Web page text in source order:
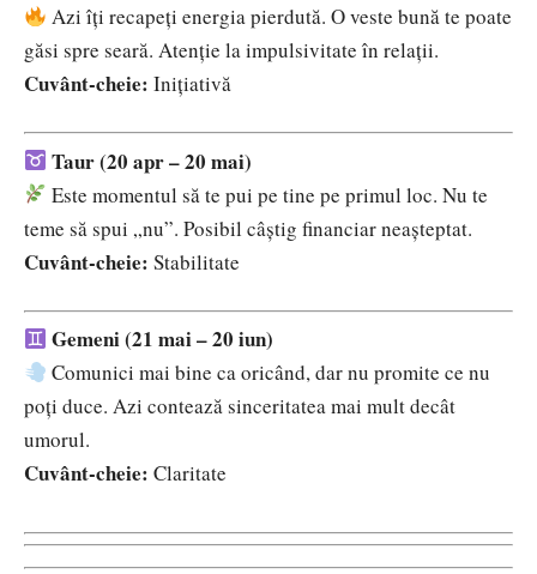
Azi îți recapeți energia pierdută. O veste bună te poate
găsi spre seară. Atenție la impulsivitate în relații.
Cuvânt-cheie: Inițiativă
Taur (20 apr – 20 mai)
Este momentul să te pui pe tine pe primul loc. Nu te
teme să spui „nu”. Posibil câștig financiar neașteptat.
Cuvânt-cheie: Stabilitate
Gemeni (21 mai – 20 iun)
Comunici mai bine ca oricând, dar nu promite ce nu
poți duce. Azi contează sinceritatea mai mult decât
umorul.
Cuvânt-cheie: Claritate